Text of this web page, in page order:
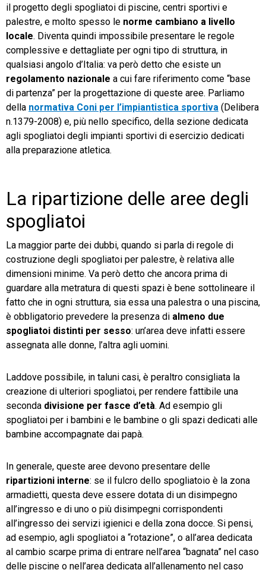
il progetto degli spogliatoi di piscine, centri sportivi e
palestre, e molto spesso le norme cambiano a livello
locale. Diventa quindi impossibile presentare le regole
complessive e dettagliate per ogni tipo di struttura, in
qualsiasi angolo d’Italia: va però detto che esiste un
regolamento nazionale a cui fare riferimento come “base
di partenza” per la progettazione di queste aree. Parliamo
della normativa Coni per l’impiantistica sportiva (Delibera
n.1379-2008) e, più nello specifico, della sezione dedicata
agli spogliatoi degli impianti sportivi di esercizio dedicati
alla preparazione atletica.
La ripartizione delle aree degli
spogliatoi
La maggior parte dei dubbi, quando si parla di regole di
costruzione degli spogliatoi per palestre, è relativa alle
dimensioni minime. Va però detto che ancora prima di
guardare alla metratura di questi spazi è bene sottolineare il
fatto che in ogni struttura, sia essa una palestra o una piscina,
è obbligatorio prevedere la presenza di almeno due
spogliatoi distinti per sesso: un’area deve infatti essere
assegnata alle donne, l’altra agli uomini.
Laddove possibile, in taluni casi, è peraltro consigliata la
creazione di ulteriori spogliatoi, per rendere fattibile una
seconda divisione per fasce d’età. Ad esempio gli
spogliatoi per i bambini e le bambine o gli spazi dedicati alle
bambine accompagnate dai papà.
In generale, queste aree devono presentare delle
ripartizioni interne: se il fulcro dello spogliatoio è la zona
armadietti, questa deve essere dotata di un disimpegno
all’ingresso e di uno o più disimpegni corrispondenti
all’ingresso dei servizi igienici e della zona docce. Si pensi,
ad esempio, agli spogliatoi a “rotazione”, o all’area dedicata
al cambio scarpe prima di entrare nell’area “bagnata” nel caso
delle piscine o nell’area dedicata all’allenamento nel caso